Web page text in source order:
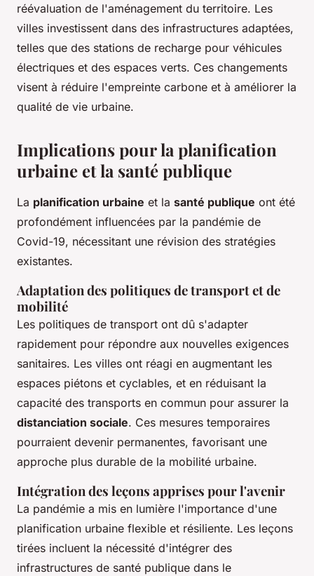
réévaluation de l'aménagement du territoire. Les
villes investissent dans des infrastructures adaptées,
telles que des stations de recharge pour véhicules
électriques et des espaces verts. Ces changements
visent à réduire l'empreinte carbone et à améliorer la
qualité de vie urbaine.
Implications pour la planification
urbaine et la santé publique
La planification urbaine et la santé publique ont été
profondément influencées par la pandémie de
Covid-19, nécessitant une révision des stratégies
existantes.
Adaptation des politiques de transport et de
mobilité
Les politiques de transport ont dû s'adapter
rapidement pour répondre aux nouvelles exigences
sanitaires. Les villes ont réagi en augmentant les
espaces piétons et cyclables, et en réduisant la
capacité des transports en commun pour assurer la
distanciation sociale. Ces mesures temporaires
pourraient devenir permanentes, favorisant une
approche plus durable de la mobilité urbaine.
Intégration des leçons apprises pour l'avenir
La pandémie a mis en lumière l'importance d'une
planification urbaine flexible et résiliente. Les leçons
tirées incluent la nécessité d'intégrer des
infrastructures de santé publique dans le